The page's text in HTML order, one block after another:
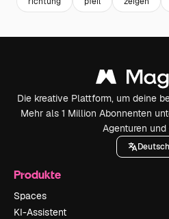
Die kreative Plattform, um deine
Mehr als 1 Million Abonnenten
Agenturen und
Deutsch
Produkte
Spaces
KI-Assistent